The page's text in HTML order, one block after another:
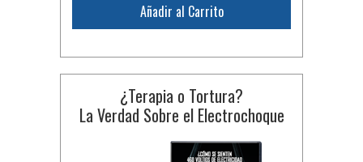
Añadir al Carrito
¿Terapia o Tortura?
La Verdad Sobre el Electrochoque